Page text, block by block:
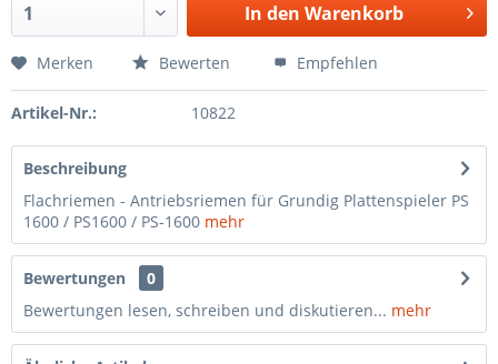
In den Warenkorb
Merken Bewerten Empfehlen
Artikel-Nr.: 10822
Beschreibung
Flachriemen - Antriebsriemen für Grundig Plattenspieler PS
1600 / PS1600 / PS-1600 mehr
Bewertungen
0
Bewertungen lesen, schreiben und diskutieren... mehr